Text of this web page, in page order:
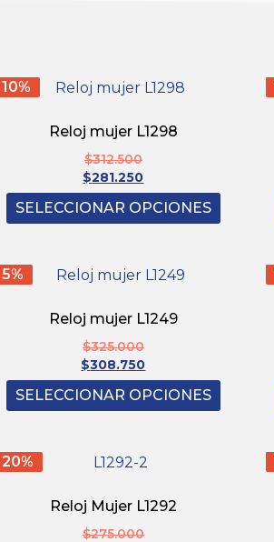
10%
Reloj mujer L1298
$312.500
$281.250
SELECCIONAR OPCIONES
5%
Reloj mujer L1249
$325.000
$308.750
SELECCIONAR OPCIONES
20%
Reloj Mujer L1292
$275.000